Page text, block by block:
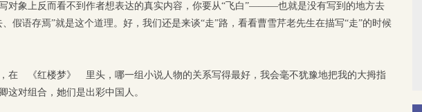
对象上反而看不到作者想表达的真实内容，你要从“飞白”———也就是没有写到的地方去
假语存焉”就是这个道理。好，我们还是来谈“走”路，看看曹雪芹老先生在描写“走”的时候
在 《红楼梦》 里头，哪一组小说人物的关系写得最好，我会毫不犹豫地把我的大拇指
这对组合，她们是出彩中国人。